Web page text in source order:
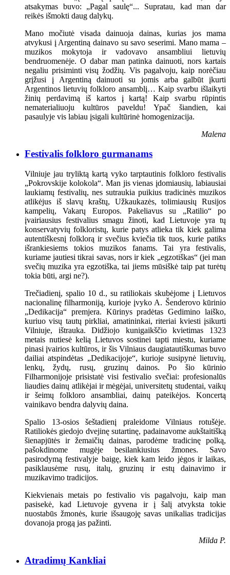
atsakymas buvo: „Pagal saulę“... Supratau, kad man dar
reikės išmokti daug dalykų.
Mano močiutė visada dainuoja dainas, kurias jos mama
atvykusi į Argentiną dainavo su savo seserimi. Mano mama –
muzikos mokytoja ir vadovavo ansambliui lietuvių
bendruomenėje. O dabar man patinka dainuoti, nors kartais
negaliu prisiminti visų žodžių. Vis pagalvoju, kaip norėčiau
grįžusi į Argentiną dainuoti su jomis arba galbūt įkurti
Argentinos lietuvių folkloro ansamblį… Kaip svarbu išlaikyti
žinių perdavimą iš kartos į kartą! Kaip svarbu rūpintis
nematerialiuoju kultūros paveldu! Ypač šiandien, kai
pasaulyje vis labiau įsigali kultūrinė homogenizacija.
Malena
Festivalis folkloro gurmanams
Vilniuje jau tryliktą kartą vyko tarptautinis folkloro festivalis
„Pokrovskije kolokola“. Man jis vienas įdomiausių, labiausiai
laukiamų festivalių, nes sutraukia puikius tradicinės muzikos
atlikėjus iš slavų kraštų, Užkaukazės, tolimiausių Rusijos
kampelių, Vakarų Europos. Pakeliavus su „Ratilio“ po
įvairiausius festivalius smagu žinoti, kad Lietuvoje yra tų
konservatyvių folkloristų, kurie patys atlieka tik kiek galima
autentiškesnį folklorą ir svečius kviečia tik tuos, kurie patiks
išrankiesiems tokios muzikos fanams. Tai yra festivalis,
kuriame jautiesi tikrai savas, nors ir kiek „egzotiškas“ (jei man
svečių muzika yra egzotiška, tai jiems mūsiškė taip pat turėtų
tokia būti, argi ne?).
Trečiadienį, spalio 10 d., su ratiliokais skubėjome į Lietuvos
nacionalinę filharmoniją, kurioje įvyko A. Šenderovo kūrinio
„Dedikacija“ premjera. Kūrinys pradėtas Gedimino laiško,
kuriuo visų tautų pirkliai, amatininkai, riteriai kviesti įsikurti
Vilniuje, ištrauka. Didžiojo kunigaikščio kvietimas 1323
metais nutiesė kelią Lietuvos sostinei tapti miestu, kuriame
pinasi įvairios kultūros, ir šis Vilniaus daugiatautiškumas buvo
dailiai atspindėtas „Dedikacijoje“, kurioje susipynė lietuvių,
lenkų, žydų, rusų, gruzinų dainos. Po šio kūrinio
Filharmonijoje prisistatė visi festivalio svečiai: profesionalūs
liaudies dainų atlikėjai ir mėgėjai, universitetų studentai, vaikų
ir šeimų folkloro ansambliai, dainų pateikėjos. Koncertą
vainikavo bendra dalyvių daina.
Spalio 13-osios šeštadienį praleidome Vilniaus rotušėje.
Ratiliokės giedojo dvejinę sutartinę, padainavome aukštaitišką
šienapjūtės ir žemaičių dainas, parodėme tradicinę polką,
pašokdinome mugėje besilankiusius žmones. Savo
pasirodymą festivalyje baigę, kiek kam leido jėgos ir laikas,
pasiklausėme rusų, italų, gruzinų ir estų dainavimo ir
muzikavimo tradicijos.
Kiekvienais metais po festivalio vis pagalvoju, kaip man
pasisekė, kad Lietuvoje gyvena ir į šalį atvyksta tokie
nuostabūs žmonės, kurie išsaugoję savas unikalias tradicijas
dovanoja progą jas pažinti.
Milda P.
Atradimų Kankliai